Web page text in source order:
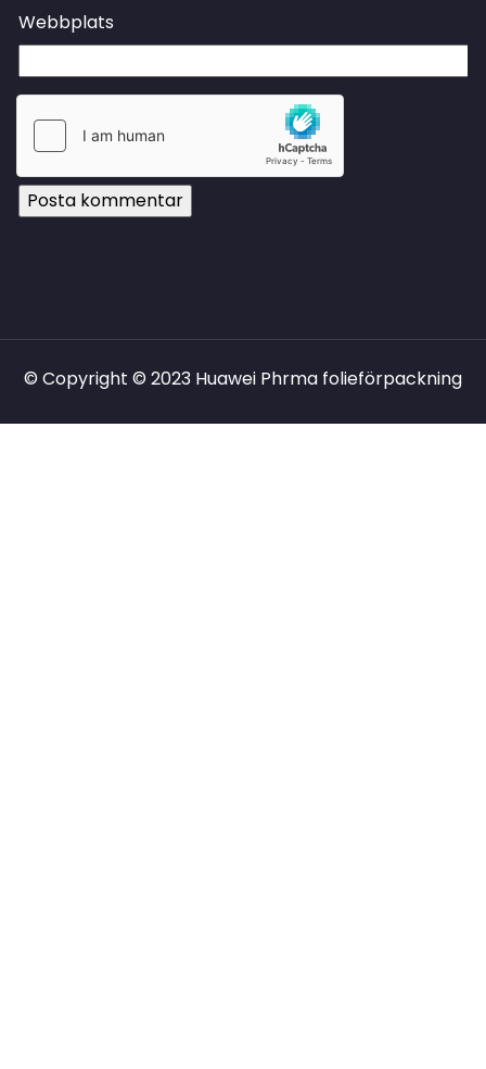
Webbplats
© Copyright © 2023 Huawei Phrma folieförpackning